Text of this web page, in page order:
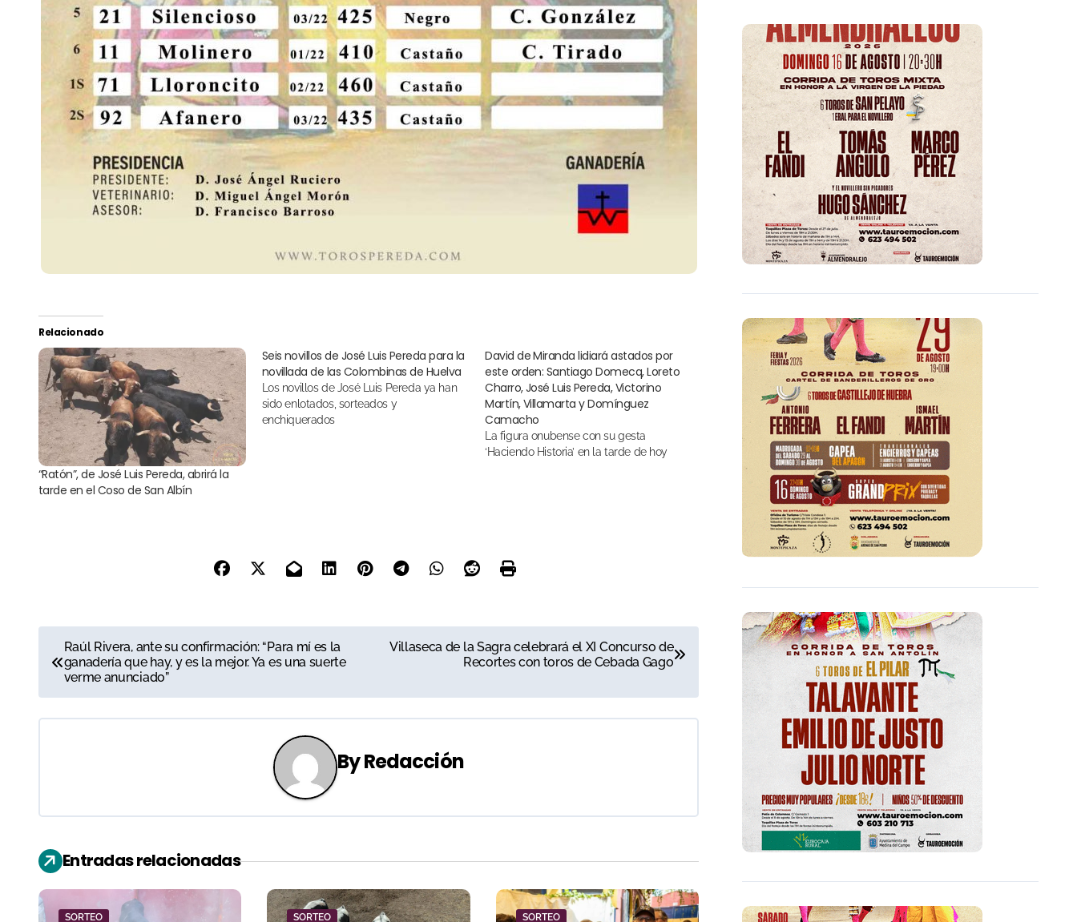
Relacionado
“Ratón”, de José Luis Pereda, abrirá la
tarde en el Coso de San Albín
Seis novillos de José Luis Pereda para la
novillada de las Colombinas de Huelva
Los novillos de José Luis Pereda ya han
sido enlotados, sorteados y
enchiquerados
David de Miranda lidiará astados por
este orden: Santiago Domecq, Loreto
Charro, José Luis Pereda, Victorino
Martín, Villamarta y Domínguez
Camacho
La figura onubense con su gesta
‘Haciendo Historia’ en la tarde de hoy
a
v
a
c
i
ó
Raúl Rivera, ante su confirmación: “Para mí es la
ganadería que hay, y es la mejor. Ya es una suerte
verme anunciado”
Villaseca de la Sagra celebrará el XI Concurso de
Recortes con toros de Cebada Gago
ByRedacción
Entradas relacionadas
SORTEO SORTEO SORTEO